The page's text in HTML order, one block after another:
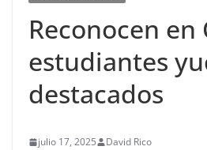
Reconocen en
estudiantes
destacados
julio 17, 2025 David Rico